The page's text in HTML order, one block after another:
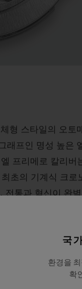
형 스타일의 오토
래프인 명성 높은
프리메로 칼리버
초의 기계식 크로
전통과 혁신이 완
국
환경을
확